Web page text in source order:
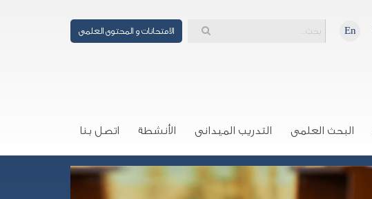
الامتحانات و المحتوى العلمى En
البحث العلمى التدريب الميدانى الأنشطة اتصل بنا